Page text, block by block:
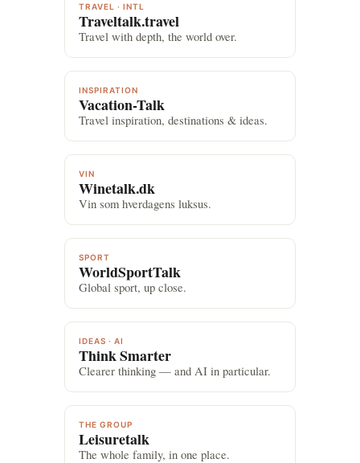
TRAVEL · INTL
Traveltalk.travel
Travel with depth, the world over.
INSPIRATION
Vacation-Talk
Travel inspiration, destinations & ideas.
VIN
Winetalk.dk
Vin som hverdagens luksus.
SPORT
WorldSportTalk
Global sport, up close.
IDEAS · AI
Think Smarter
Clearer thinking — and AI in particular.
THE GROUP
Leisuretalk
The whole family, in one place.